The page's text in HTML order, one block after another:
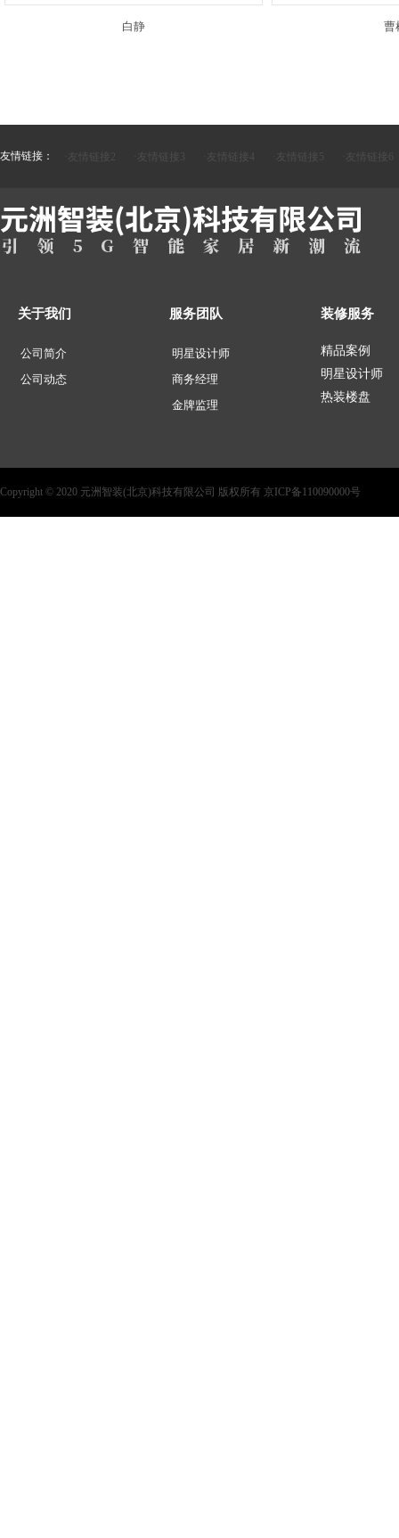
白静 曹
友情链接： ·友情链接2 ·友情链接3 ·友情链接4 ·友情链接5 ·友情链接6
关于我们 服务团队 装修服务
公司简介
公司动态
明星设计师
商务经理
金牌监理
精品案例
明星设计师
热装楼盘
Copyright © 2020 元洲智装(北京)科技有限公司 版权所有 京ICP备110090000号